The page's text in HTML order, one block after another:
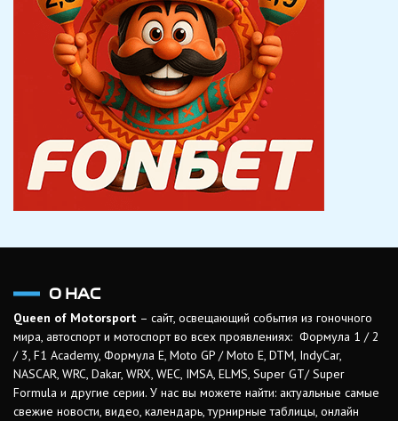
О НАС
Queen of Motorsport – сайт, освещающий события из гоночного
мира, автоспорт и мотоспорт во всех проявлениях: Формула 1 / 2
/ 3, F1 Academy, Формула Е, Moto GP / Moto E, DTM, IndyCar,
NASCAR, WRC, Dakar, WRX, WEC, IMSA, ELMS, Super GT/ Super
Formula и другие серии. У нас вы можете найти: актуальные самые
свежие новости, видео, календарь, турнирные таблицы, онлайн